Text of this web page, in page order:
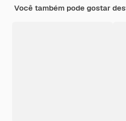
Você também pode gostar